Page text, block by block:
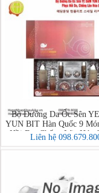
Bộ Dưỡng Da Ốc Sên
YUN BIT Hàn Quốc 9
Hồi Da, Chống Lão Hóa
Mịn Da
Liên hệ